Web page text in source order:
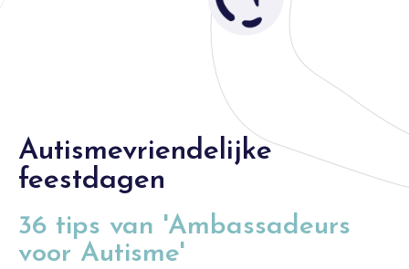
Autismevriendelijke
feestdagen
36 tips van 'Ambassadeurs
voor Autisme'